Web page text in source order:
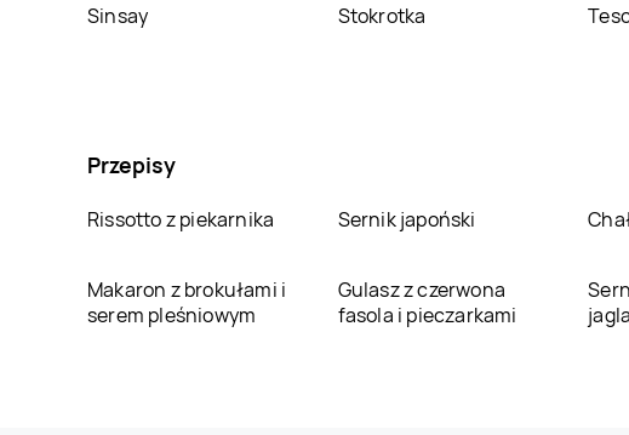
Sinsay Stokrotka
Przepisy
Rissotto z piekarnika Sernik japoński
Makaron z brokułami i
serem pleśniowym
Gulasz z czerwona
fasola i pieczarkami